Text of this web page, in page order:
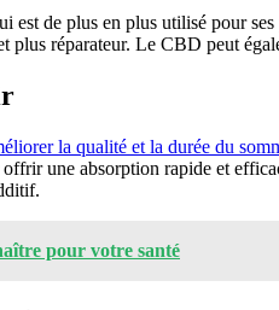
de plus en plus utilisé pour
réparateur. Le CBD peut
la qualité et la durée du
une absorption rapide et
pour votre santé